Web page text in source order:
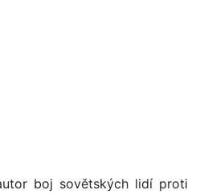
boj sovětských lidí proti